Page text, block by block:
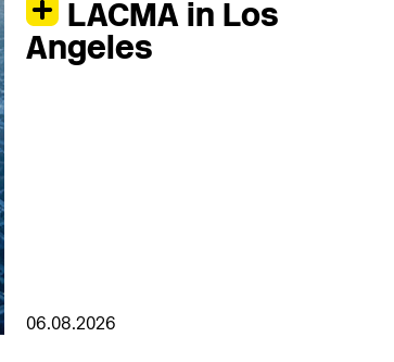
LACMA in Los
Angeles
06.08.2026